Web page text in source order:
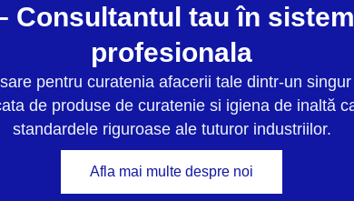
Consultantul tau în
profesionala
pentru curatenia afacerii tale dintr-un
de produse de curatenie si igiena de inaltă
standardele riguroase ale tuturor industriilor.
Afla mai multe despre noi